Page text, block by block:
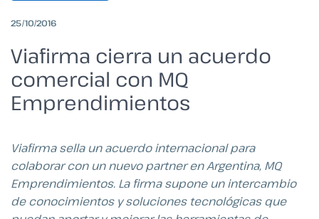
25/10/2016
Viafirma cierra un acuerdo
comercial con MQ
Emprendimientos
Viafirma sella un acuerdo internacional para
colaborar con un nuevo partner en Argentina, MQ
Emprendimientos. La firma supone un intercambio
de conocimientos y soluciones tecnológicas que